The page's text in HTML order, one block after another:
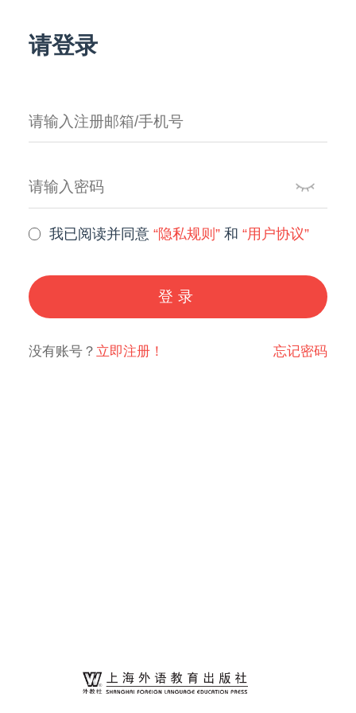
请登录
我已阅读并同意“隐私规则” 和“用户协议”
登录
没有账号？ 立即注册！ 忘记密码